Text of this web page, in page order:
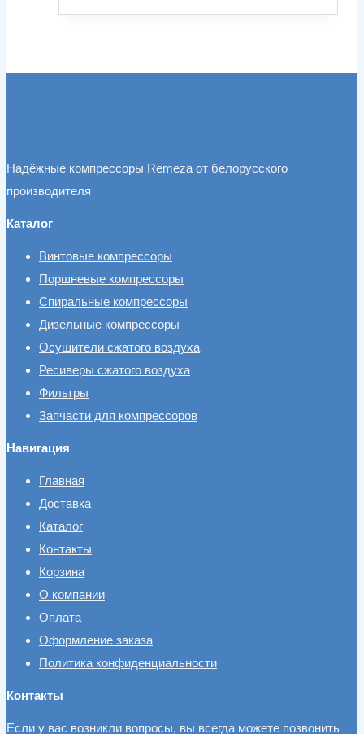
Надёжные компрессоры Remeza от белорусского
производителя
Каталог
Винтовые компрессоры
Поршневые компрессоры
Спиральные компрессоры
Дизельные компрессоры
Осушители сжатого воздуха
Ресиверы сжатого воздуха
Фильтры
Запчасти для компрессоров
Навигация
Главная
Доставка
Каталог
Контакты
Корзина
О компании
Оплата
Оформление заказа
Политика конфиденциальности
Контакты
Если у вас возникли вопросы, вы всегда можете позвонить